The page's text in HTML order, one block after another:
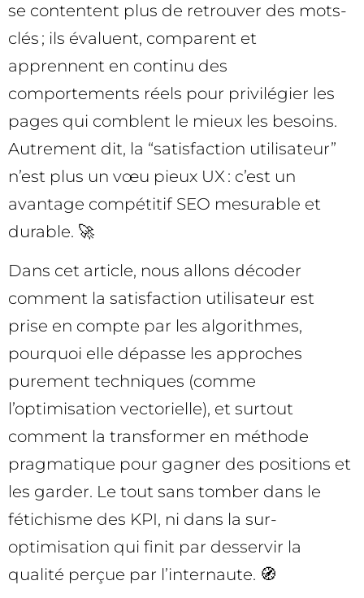
se contentent plus de retrouver des mots-
clés ; ils évaluent, comparent et
apprennent en continu des
comportements réels pour privilégier les
pages qui comblent le mieux les besoins.
Autrement dit, la “satisfaction utilisateur”
n’est plus un vœu pieux UX : c’est un
avantage compétitif SEO mesurable et
durable. 🚀
Dans cet article, nous allons décoder
comment la satisfaction utilisateur est
prise en compte par les algorithmes,
pourquoi elle dépasse les approches
purement techniques (comme
l’optimisation vectorielle), et surtout
comment la transformer en méthode
pragmatique pour gagner des positions et
les garder. Le tout sans tomber dans le
fétichisme des KPI, ni dans la sur-
optimisation qui finit par desservir la
qualité perçue par l’internaute. 🧭